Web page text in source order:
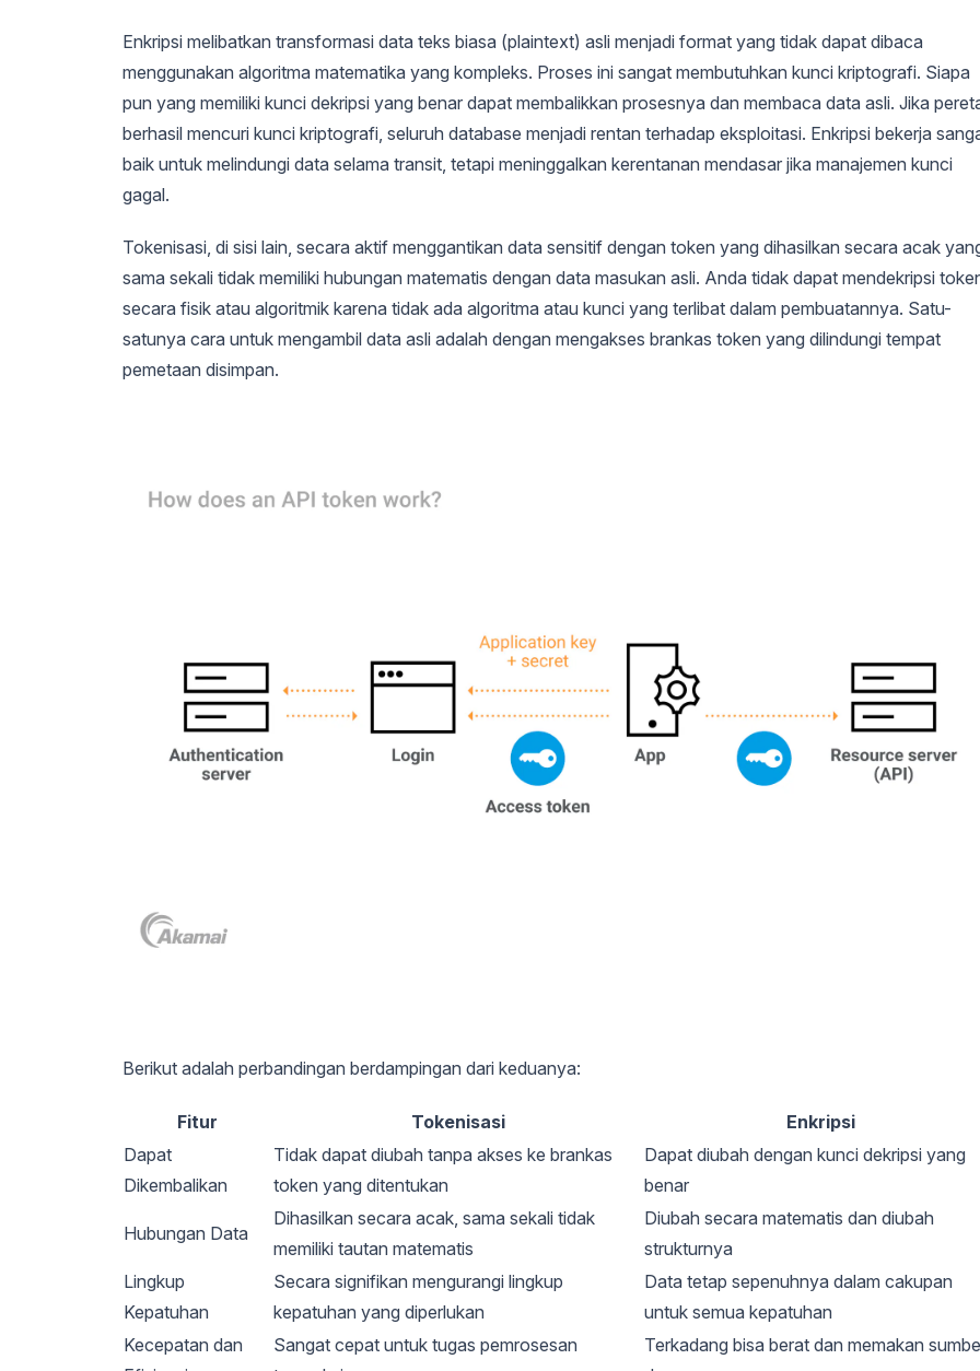
Enkripsi melibatkan transformasi data teks biasa (plaintext) asli menjadi format yang tidak dapat dibaca
menggunakan algoritma matematika yang kompleks. Proses ini sangat membutuhkan kunci kriptografi. Siapa
pun yang memiliki kunci dekripsi yang benar dapat membalikkan prosesnya dan membaca data asli. Jika
berhasil mencuri kunci kriptografi, seluruh database menjadi rentan terhadap eksploitasi. Enkripsi bekerja
baik untuk melindungi data selama transit, tetapi meninggalkan kerentanan mendasar jika manajemen kunci
gagal.
Tokenisasi, di sisi lain, secara aktif menggantikan data sensitif dengan token yang dihasilkan secara acak
sama sekali tidak memiliki hubungan matematis dengan data masukan asli. Anda tidak dapat mendekripsi
secara fisik atau algoritmik karena tidak ada algoritma atau kunci yang terlibat dalam pembuatannya. Satu-
satunya cara untuk mengambil data asli adalah dengan mengakses brankas token yang dilindungi tempat
pemetaan disimpan.
Berikut adalah perbandingan berdampingan dari keduanya:
Fitur Tokenisasi
Enkripsi
Dapat
Dikembalikan
Tidak dapat diubah tanpa akses ke brankas
token yang ditentukan
Dapat diubah dengan kunci dekripsi yang
benar
Hubungan Data
Dihasilkan secara acak, sama sekali tidak
memiliki tautan matematis
Diubah secara matematis dan diubah
strukturnya
Lingkup
Kepatuhan
Secara signifikan mengurangi lingkup
kepatuhan yang diperlukan
Data tetap sepenuhnya dalam cakupan
untuk semua kepatuhan
Kecepatan dan
Sangat cepat untuk tugas pemrosesan
Terkadang bisa berat dan memakan